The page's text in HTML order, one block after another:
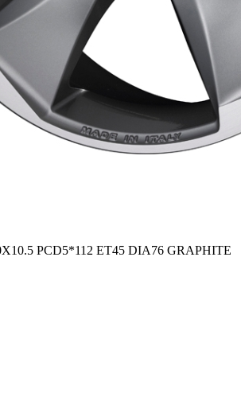
PCD5*112 ET45 DIA76 GRAPHITE